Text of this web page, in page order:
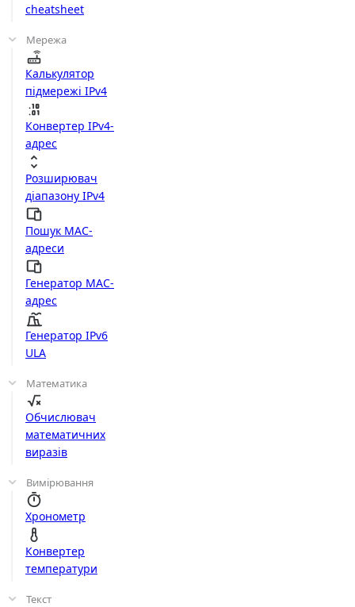
cheatsheet
Мережа
Калькулятор
підмережі IPv4
Конвертер IPv4-
адрес
Розширювач
діапазону IPv4
Пошук MAC-
адреси
Генератор MAC-
адрес
Генератор IPv6
ULA
Математика
Обчислювач
математичних
виразів
Вимірювання
Хронометр
Конвертер
температури
Текст